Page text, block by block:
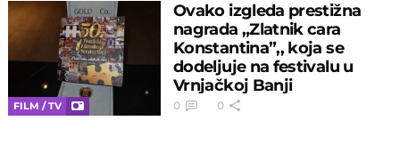
FILM / TV
Ovako izgleda prestižna
nagrada „Zlatnik cara
Konstantina”,, koja se
dodeljuje na festivalu u
Vrnjačkoj Banji
0 0